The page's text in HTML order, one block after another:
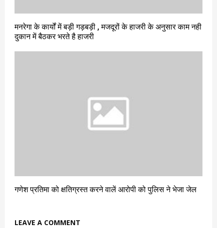
मनरेगा के कार्यों में बड़ी गड़बड़ी , मजदूरों के हाजरी के अनुसार काम नही
दुकान में बैठकर भरते है हाजरी
गणेश प्रतिमा को क्षतिग्रस्त करने वालें आरोपी को पुलिस ने भेजा जेल
LEAVE A COMMENT